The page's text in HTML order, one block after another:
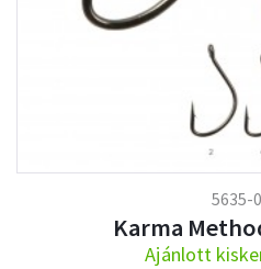
5635-
Karma
Ajánlott